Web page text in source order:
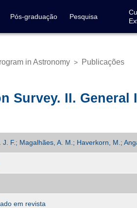
Pós-graduação Pesquisa
in Astronomy > Publicações
Survey. II. General
J. F.; Magalhães, A. M.; Haverkorn, M.;
em revista